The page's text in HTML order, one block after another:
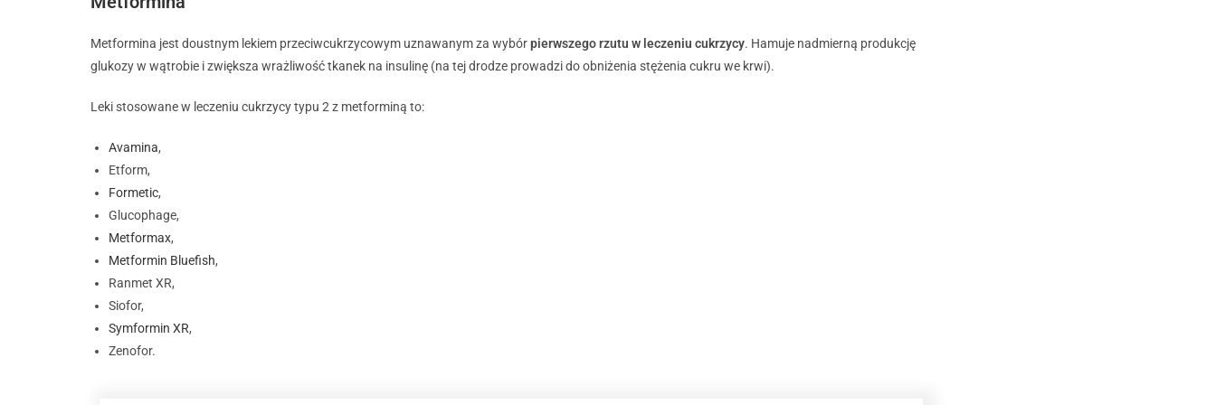
Metformina jest doustnym lekiem przeciwcukrzycowym uznawanym za wybórpierwszego rzutu w leczeniu cukrzycy. Hamuje nadmierną produkcję
glukozy w wątrobie i zwiększa wrażliwość tkanek na insulinę (na tej drodze prowadzi do obniżenia stężenia cukru we krwi).
Leki stosowane w leczeniu cukrzycy typu 2 z metforminą to:
Avamina,
Etform,
Formetic,
Glucophage,
Metformax,
Metformin Bluefish,
Ranmet XR,
Siofor,
Symformin XR,
Zenofor.